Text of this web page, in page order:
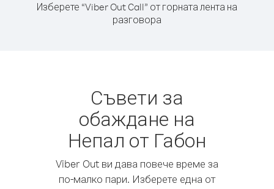
Изберете “Viber Out Call” от горната лента на
разговора
Съвети за
обаждане на
Непал от Габон
Viber Out ви дава повече време за
по-малко пари. Изберете една от